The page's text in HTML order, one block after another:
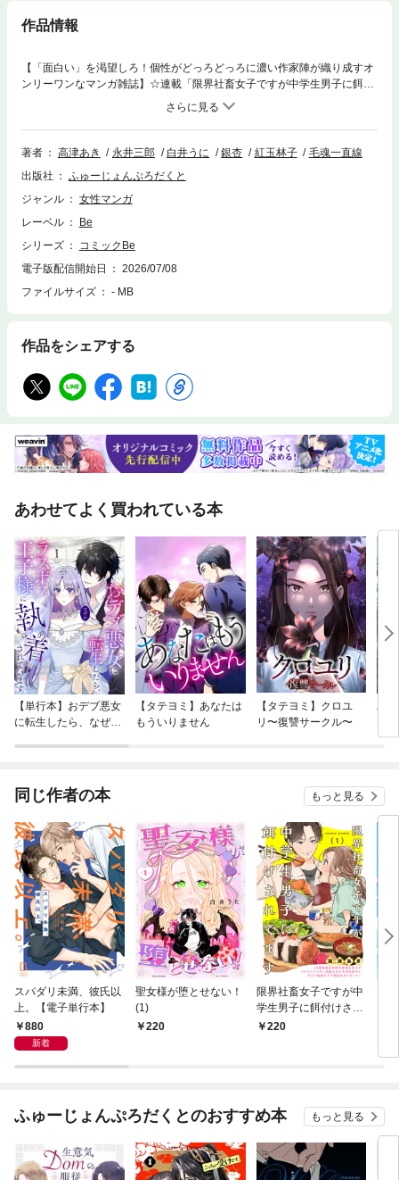
作品情報
【「面白い」を渇望しろ！個性がどっろどっろに濃い作家陣が織り成すオ
ンリーワンなマンガ雑誌】☆連載「限界社畜女子ですが中学生男子に餌付
けされてます」高津あき「深潭回廊」永井 三郎「聖女様が堕とせない！」
白井うに「ばらけいさま」銀杏☆読み切り「死んだお父ちゃんがハムスタ
ーになって帰ってきた話」紅玉 林子「塩味強め」毛魂一直線（※再掲載）
※収録作品は一部、単話版も配信中です。重複購入にご注意ください。
著者 高津あき 永井三郎 白井うに 銀杏 紅玉林子
毛魂一直線
出版社
ふゅーじょんぷろだくと
ジャンル
女性マンガ
レーベル
Be
シリーズ
コミックBe
電子版配信開始日
2026/07/08
ファイルサイズ
- MB
作品をシェアする
あわせてよく買われている本
【単行本】おデブ悪女
に転生したら、なぜか
【タテヨミ】あなたは
もういりません
【タテヨミ】クロユ
リ〜復讐サークル〜
バ
今
同じ作者の本 もっと見る
スパダリ未満、彼氏以
上。【電子単行本】
880
新着
聖女様が堕とせない！
(1)
220
限界社畜女子ですが中
学生男子に餌付けされ
てます(1)
220
ふゅーじょんぷろだくとのおすすめ本 もっと見る